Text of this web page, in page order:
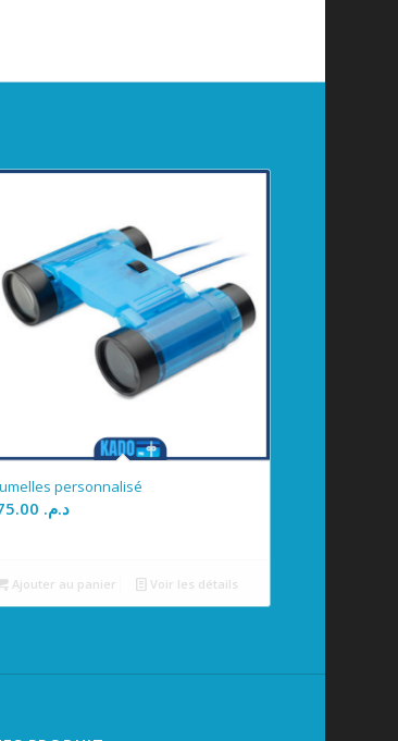
personnalisé
د.م.
Ajouter au panier Voir les détails